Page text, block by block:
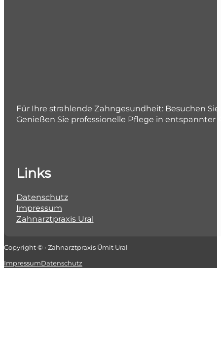
Für Ihre strahlende Zahngesundheit: Besuchen
Genießen Sie professionelle Pflege in entspannter
Links
Datenschutz
Impressum
Zahnarztpraxis Ural
Copyright © • Zahnarztpraxis Ümit Ural
ImpressumDatenschutz